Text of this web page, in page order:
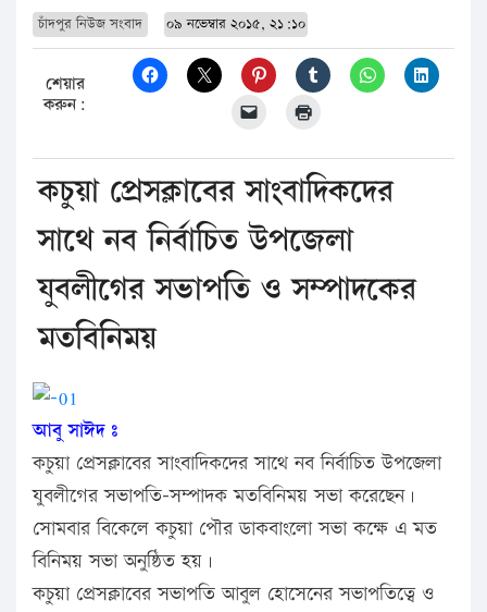
চাঁদপুর নিউজ সংবাদ ০৯ নভেম্বার ২০১৫, ২১:১০
শেয়ার
করুন:
কচুয়া প্রেসক্লাবের সাংবাদিকদের
সাথে নব নির্বাচিত উপজেলা
যুবলীগের সভাপতি ও সম্পাদকের
মতবিনিময়
আবু সাঈদ ঃ
কচুয়া প্রেসক্লাবের সাংবাদিকদের সাথে নব নির্বাচিত উপজেলা
যুবলীগের সভাপতি-সম্পাদক মতবিনিময় সভা করেছেন।
সোমবার বিকেলে কচুয়া পৌর ডাকবাংলো সভা কক্ষে এ মত
বিনিময় সভা অনুষ্ঠিত হয়।
কচুয়া প্রেসক্লাবের সভাপতি আবুল হোসেনের সভাপতিত্বে ও